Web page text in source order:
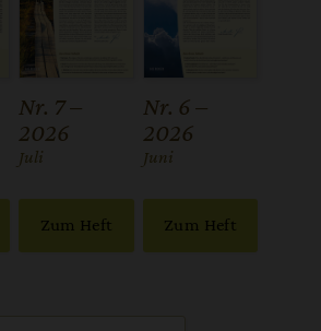
Nr. 7 –
2026
:
Juli
Zum Heft
Nr. 6 –
2026
:
Juni
Zum Heft